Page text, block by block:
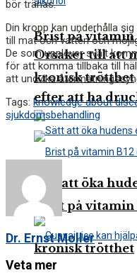
Brist på vitamin
kronisk trötthet
Sätt att öka
Orsaker till att
efter att ha
Brist på
kronisk trötthet
bör tränas.
Din kropp kan underhålla
till mat och vatten och
De som upplever svält
för att komma tillbaka till
att undvika
Tags: knowledge about
sjukdomsbehandling
Dr. Ernst Moller
Veta mer